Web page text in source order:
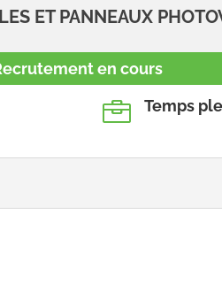
ET PANNEAUX
en cours
 Temps